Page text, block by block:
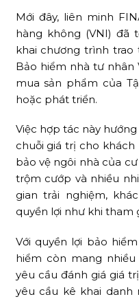
Mới đây, liên minh
hàng không (VNI) đã
khai chương trình trao
Bảo hiểm nhà tư
mua sản phẩm của
hoặc phát triển.
Việc hợp tác này
chuỗi giá trị cho
bảo vệ ngôi nhà của
trộm cướp và nhiều
gian trải nghiệm,
quyền lợi như khi tham
Với quyền lợi bảo
hiểm còn mang
yêu cầu đánh giá giá
yêu cầu kê khai danh